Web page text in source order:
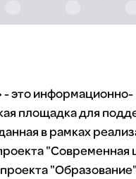
- это информационно-
площадка для
в рамках
"Современная